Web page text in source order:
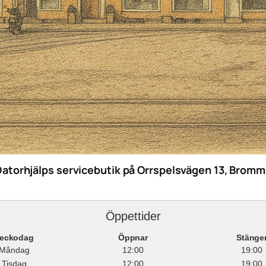
servicebutik på Orrspelsvägen 13,
Öppettider
Öppnar
12:00
19:00
Tisdag
12:00 19:00